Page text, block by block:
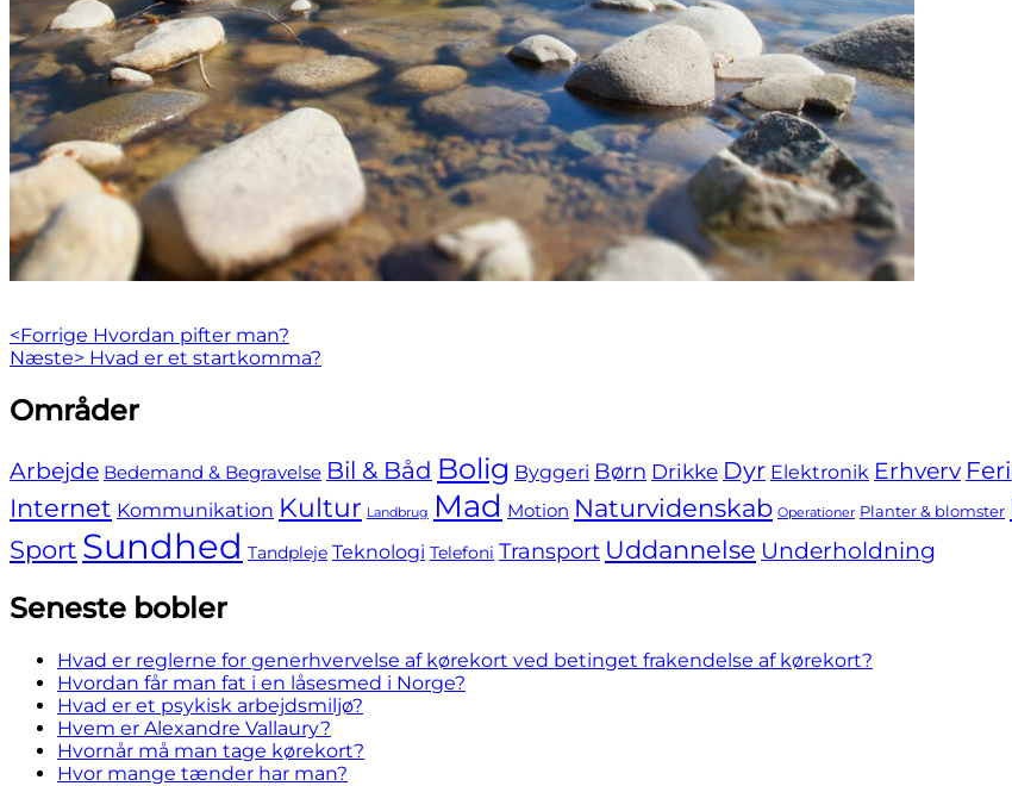
Indlægsnavigation
<Forrige Previous
post:
Hvordan pifter man?
Næste> Next
Hvad er et startkomma?
Skip
to
Områder
Arbejde Bedemand & Begravelse Bil & Båd Bolig Byggeri Børn Drikke Dyr Elektronik Erhverv
Internet Kommunikation Kultur Landbrug Mad Motion Naturvidenskab Operationer Planter & blomster
Sport Sundhed Tandpleje Teknologi Telefoni Transport Uddannelse Underholdning
Seneste bobler
Hvad er reglerne for generhvervelse af kørekort ved betinget frakendelse af kørekort?
Hvordan får man fat i en låsesmed i Norge?
Hvad er et psykisk arbejdsmiljø?
Hvem er Alexandre Vallaury?
Hvornår må man tage kørekort?
Hvor mange tænder har man?